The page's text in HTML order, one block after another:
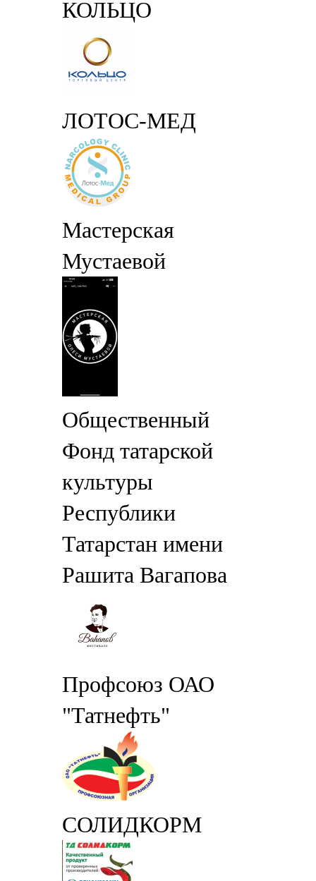
КОЛЬЦО
ЛОТОС-МЕД
Мастерская
Мустаевой
Общественный
Фонд татарской
культуры
Республики
Татарстан имени
Рашита Вагапова
Профсоюз ОАО
"Татнефть"
СОЛИДКОРМ